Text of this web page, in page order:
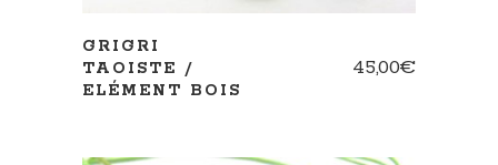
GRIGRI
TAOISTE /
ELÉMENT BOIS
45,00€